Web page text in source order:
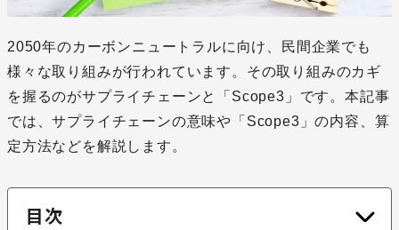
2050年のカーボンニュートラルに向け、民間企業でも
様々な取り組みが行われています。その取り組みのカギ
を握るのがサプライチェーンと「Scope3」です。本記事
では、サプライチェーンの意味や「Scope3」の内容、算
定方法などを解説します。
目次